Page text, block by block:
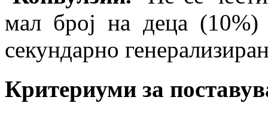
мал број на деца
секундарно
Критериуми за